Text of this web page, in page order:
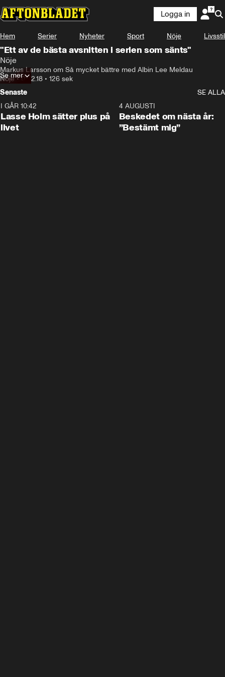
Logga in
Hem Serier Nyheter Sport Nöje Livsstil
"Ett av de bästa avsnitten i serien som sänts"
Nöje
Markus Larsson om Så mycket bättre med Albin Lee Meldau
Nöje•01.12.18 • 126 sek
Se mer
Senaste
SE ALLA
I GÅR 10:42
Lasse Holm sätter plus på
livet
4 AUGUSTI
Beskedet om nästa år:
”Bestämt mig”